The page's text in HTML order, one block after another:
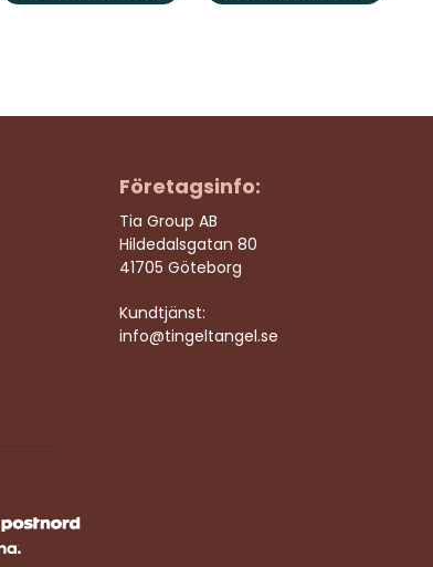
Företagsinfo:
Tia Group AB
Hildedalsgatan 80
41705 Göteborg
Kundtjänst:
info@tingeltangel.se